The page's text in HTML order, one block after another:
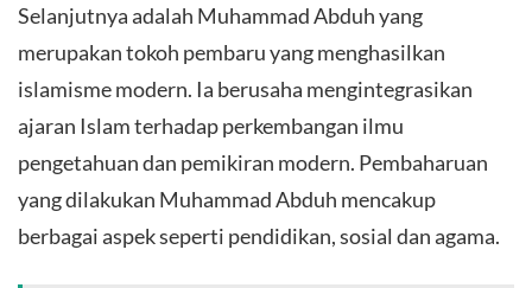
Selanjutnya adalah Muhammad Abduh yang
merupakan tokoh pembaru yang menghasilkan
islamisme modern. Ia berusaha mengintegrasikan
ajaran Islam terhadap perkembangan ilmu
pengetahuan dan pemikiran modern. Pembaharuan
yang dilakukan Muhammad Abduh mencakup
berbagai aspek seperti pendidikan, sosial dan agama.